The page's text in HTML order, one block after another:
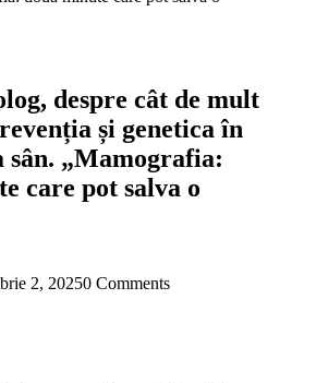
despre cât de mult
și genetica în
sân. „Mamografia:
care pot salva o
2, 20250 Comments